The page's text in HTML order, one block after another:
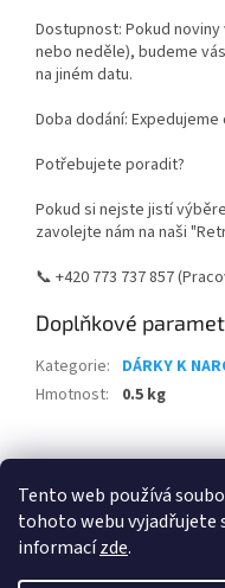
Tento web používá
tohoto webu vyjadřujete
informacízde.
Dostupnost: Pokud
nebo neděle), budeme
na jiném datu.
Doba dodání:
Potřebujete poradit?
Pokud si nejste jistí
zavolejte nám na naši
📞 +420 773 737 857
Doplňkové
Kategorie: DÁRKY K
Hmotnost: 0.5 kg
Z
Retro-